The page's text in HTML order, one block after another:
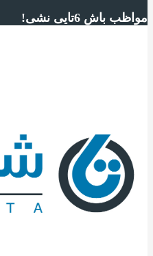
مواظب باش 6تایی نشی!